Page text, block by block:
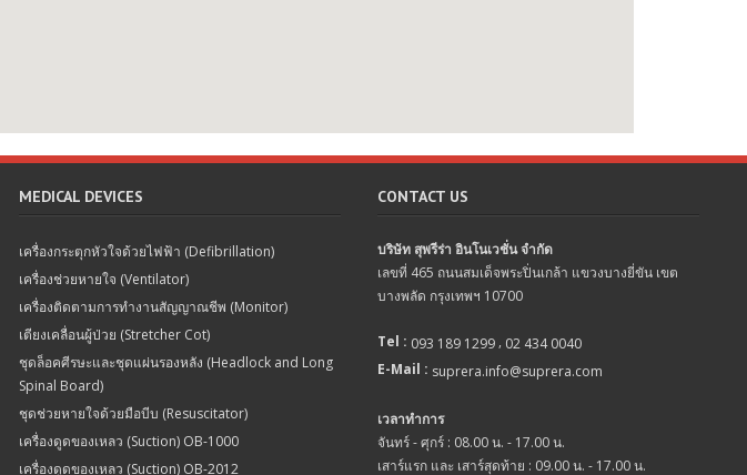
MEDICAL DEVICES
เครื่องกระตุกหัวใจด้วยไฟฟ้า (Defibrillation)
เครื่องช่วยหายใจ (Ventilator)
เครื่องติดตามการทำงานสัญญาณชีพ (Monitor)
เตียงเคลื่อนผู้ป่วย (Stretcher Cot)
ชุดล็อคศีรษะและชุดแผ่นรองหลัง (Headlock and Long
Spinal Board)
ชุดช่วยหายใจด้วยมือบีบ (Resuscitator)
เครื่องดูดของเหลว (Suction) OB-1000
เครื่องดูดของเหลว (Suction) OB-2012
CONTACT US
บริษัท สุพรีร่า อินโนเวชั่น จำกัด
เลขที่ 465 ถนนสมเด็จพระปิ่นเกล้า แขวงบางยี่ขัน เขต
บางพลัด กรุงเทพฯ 10700
Tel : 093 189 1299, 02 434 0040
E-Mail : suprera.info@suprera.com
เวลาทำการ
จันทร์ - ศุกร์ : 08.00 น. - 17.00 น.
เสาร์แรก และ เสาร์สุดท้าย : 09.00 น. - 17.00 น.